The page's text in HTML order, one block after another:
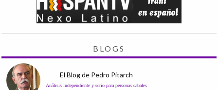
BLOGS
El Blog de Pedro Pitarch
Análisis independiente y serio para personas cabales